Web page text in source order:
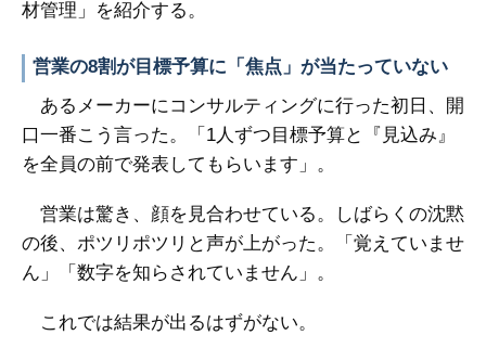
材管理」を紹介する。
営業の8割が目標予算に「焦点」が当たっていない
あるメーカーにコンサルティングに行った初日、開
口一番こう言った。「1人ずつ目標予算と『見込み』
を全員の前で発表してもらいます」。
営業は驚き、顔を見合わせている。しばらくの沈黙
の後、ポツリポツリと声が上がった。「覚えていませ
ん」「数字を知らされていません」。
これでは結果が出るはずがない。